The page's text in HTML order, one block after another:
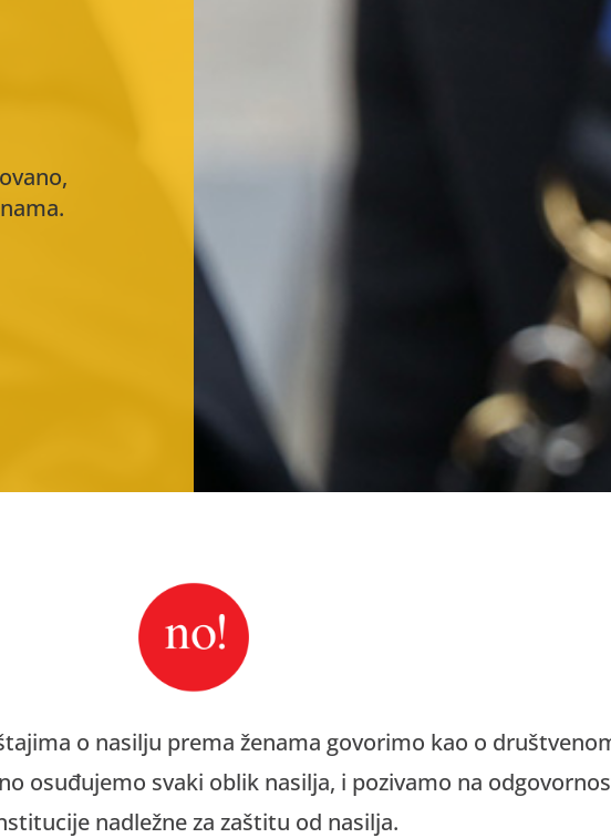
o nasilju prema ženama govorimo kao o
osuđujemo svaki oblik nasilja, i pozivamo na
nadležne za zaštitu od nasilja.